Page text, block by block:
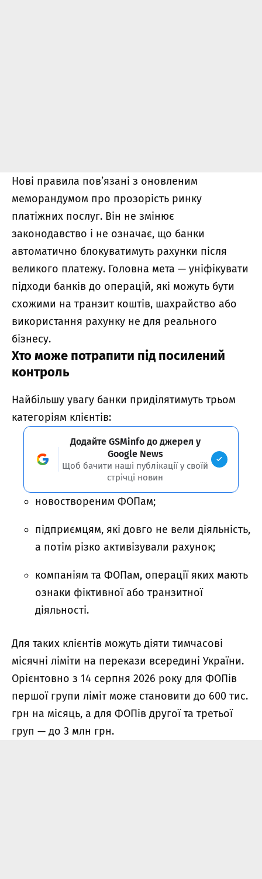
Нові правила пов’язані з оновленим
меморандумом про прозорість ринку
платіжних послуг. Він не змінює
законодавство і не означає, що банки
автоматично блокуватимуть рахунки після
великого платежу. Головна мета — уніфікувати
підходи банків до операцій, які можуть бути
схожими на транзит коштів, шахрайство або
використання рахунку не для реального
бізнесу.
Хто може потрапити під посилений
контроль
Найбільшу увагу банки приділятимуть трьом
категоріям клієнтів:
Додайте GSMinfo до джерел у
Google News
Щоб бачити наші публікації у своїй
стрічці новин
новоствореним ФОПам;
підприємцям, які довго не вели діяльність,
а потім різко активізували рахунок;
компаніям та ФОПам, операції яких мають
ознаки фіктивної або транзитної
діяльності.
Для таких клієнтів можуть діяти тимчасові
місячні ліміти на перекази всередині України.
Орієнтовно з 14 серпня 2026 року для ФОПів
першої групи ліміт може становити до 600 тис.
грн на місяць, а для ФОПів другої та третьої
груп — до 3 млн грн.